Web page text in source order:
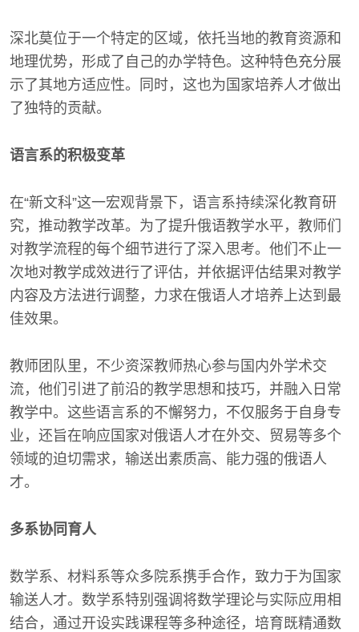
深北莫位于一个特定的区域，依托当地的教育资源和
地理优势，形成了自己的办学特色。这种特色充分展
示了其地方适应性。同时，这也为国家培养人才做出
了独特的贡献。
语言系的积极变革
在“新文科”这一宏观背景下，语言系持续深化教育研
究，推动教学改革。为了提升俄语教学水平，教师们
对教学流程的每个细节进行了深入思考。他们不止一
次地对教学成效进行了评估，并依据评估结果对教学
内容及方法进行调整，力求在俄语人才培养上达到最
佳效果。
教师团队里，不少资深教师热心参与国内外学术交
流，他们引进了前沿的教学思想和技巧，并融入日常
教学中。这些语言系的不懈努力，不仅服务于自身专
业，还旨在响应国家对俄语人才在外交、贸易等多个
领域的迫切需求，输送出素质高、能力强的俄语人
才。
多系协同育人
数学系、材料系等众多院系携手合作，致力于为国家
输送人才。数学系特别强调将数学理论与实际应用相
结合，通过开设实践课程等多种途径，培育既精通数